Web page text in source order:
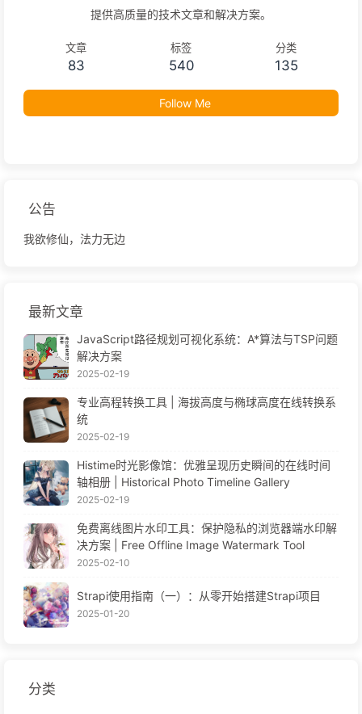
提供高质量的技术文章和解决方案。
文章
83
标签
540
分类
135
Follow Me
公告
我欲修仙，法力无边
最新文章
JavaScript路径规划可视化系统：A*算法与TSP问题
解决方案
2025-02-19
专业高程转换工具 | 海拔高度与椭球高度在线转换系
统
2025-02-19
Histime时光影像馆：优雅呈现历史瞬间的在线时间
轴相册 | Historical Photo Timeline Gallery
2025-02-19
免费离线图片水印工具：保护隐私的浏览器端水印解
决方案 | Free Offline Image Watermark Tool
2025-02-10
Strapi使用指南（一）：从零开始搭建Strapi项目
2025-01-20
分类